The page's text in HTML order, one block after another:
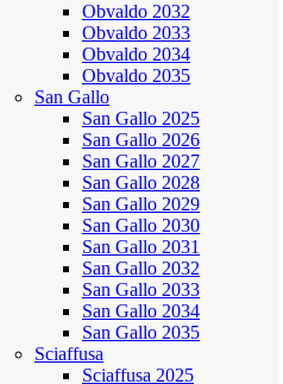
Obvaldo 2032
Obvaldo 2033
Obvaldo 2034
Obvaldo 2035
San Gallo
San Gallo 2025
San Gallo 2026
San Gallo 2027
San Gallo 2028
San Gallo 2029
San Gallo 2030
San Gallo 2031
San Gallo 2032
San Gallo 2033
San Gallo 2034
San Gallo 2035
Sciaffusa
Sciaffusa 2025